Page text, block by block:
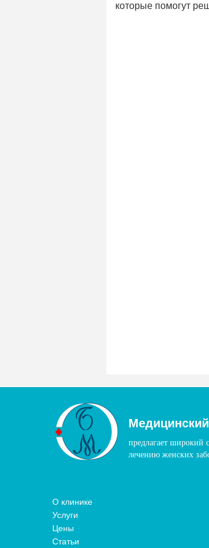
которые помогут
предлагает широкий
лечению женских
О клинике
Услуги
Цены
Статьи